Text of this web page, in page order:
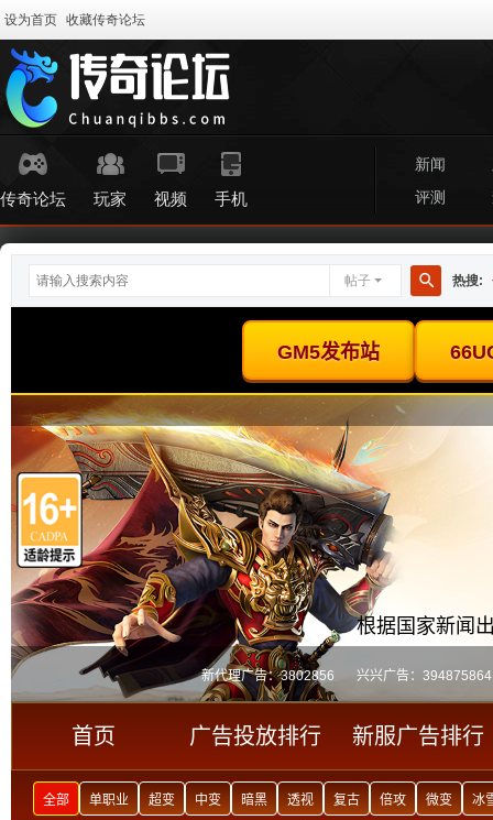
设为首页 收藏传奇论坛
传奇论坛 玩家 视频 手机
新闻
评测
帖子
搜
热搜: